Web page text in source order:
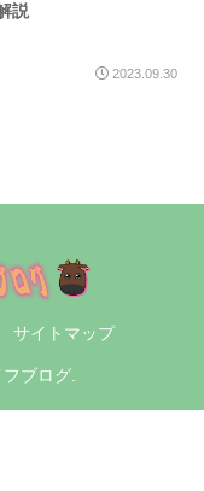
説
2023.09.30
サイトマップ
ブログ.